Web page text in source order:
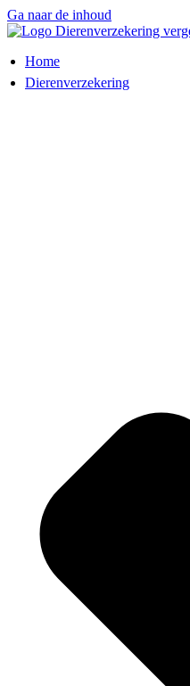
Ga naar de inhoud
Home
Dierenverzekering